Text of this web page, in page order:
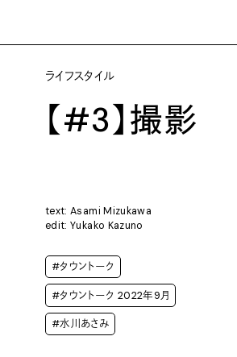
ライフスタイル
【#3】撮影
text: Asami Mizukawa
edit: Yukako Kazuno
#タウントーク
#タウントーク 2022年9月
#水川あさみ